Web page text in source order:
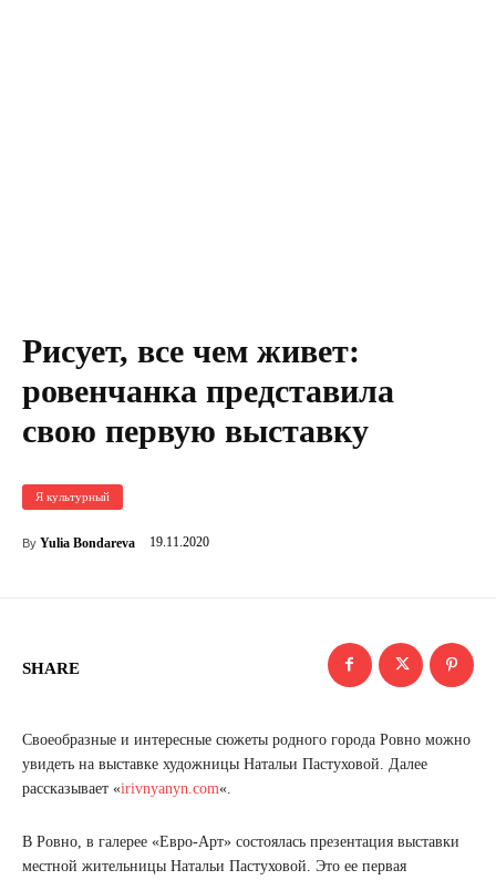
Рисует, все чем живет:
ровенчанка представила
свою первую выставку
Я культурный
By Yulia Bondareva 19.11.2020
SHARE
Своеобразные и интересные сюжеты родного города Ровно можно
увидеть на выставке художницы Натальи Пастуховой. Далее
рассказывает «irivnyanyn.com«.
В Ровно, в галерее «Евро-Арт» состоялась презентация выставки
местной жительницы Натальи Пастуховой. Это ее первая